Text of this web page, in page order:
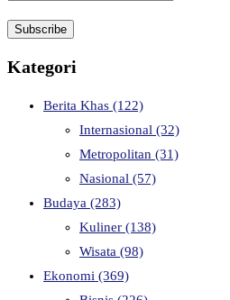
Kategori
Berita Khas (122)
Internasional (32)
Metropolitan (31)
Nasional (57)
Budaya (283)
Kuliner (138)
Wisata (98)
Ekonomi (369)